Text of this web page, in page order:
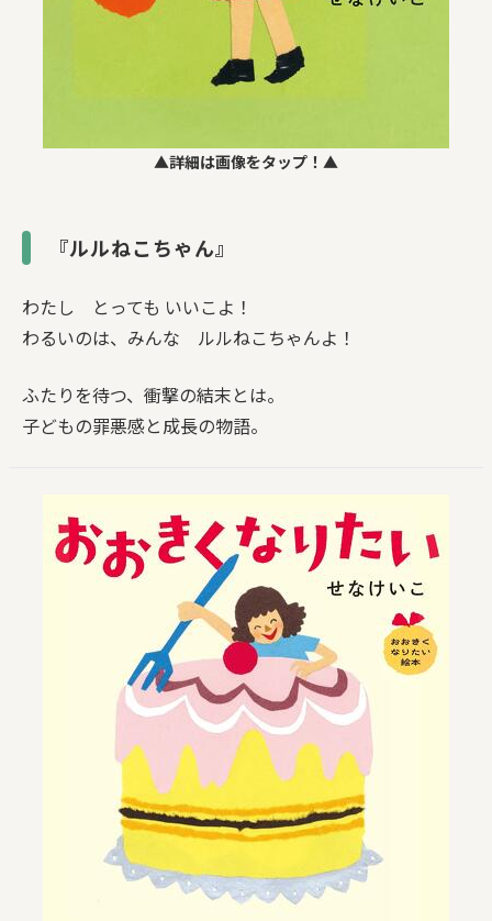
▲詳細は画像をタップ！▲
『ルルねこちゃん』
わたし とっても いいこよ！
わるいのは、みんな ルルねこちゃんよ！
ふたりを待つ、衝撃の結末とは。
子どもの罪悪感と成長の物語。